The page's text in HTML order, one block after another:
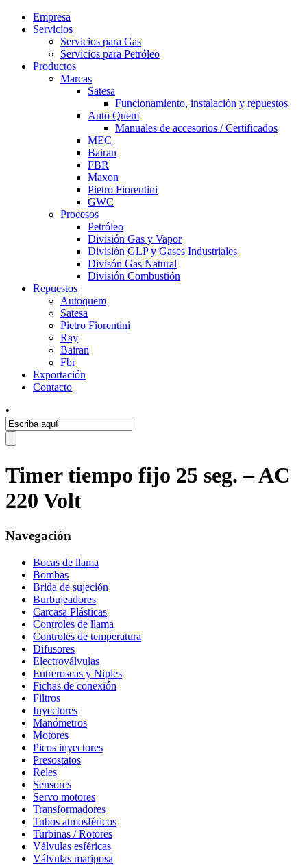
Empresa
Servicios
Servicios para Gas
Servicios para Petróleo
Productos
Marcas
Satesa
Funcionamiento, instalación y repuestos
Auto Quem
Manuales de accesorios / Certificados
MEC
Bairan
FBR
Maxon
Pietro Fiorentini
GWC
Procesos
Petróleo
División Gas y Vapor
División GLP y Gases Industriales
Divisón Gas Natural
División Combustión
Repuestos
Autoquem
Satesa
Pietro Fiorentini
Ray
Bairan
Fbr
Exportación
Contacto
•
Timer tiempo fijo 25 seg. – AC
220 Volt
Navegación
Bocas de llama
Bombas
Brida de sujeción
Burbujeadores
Carcasa Plásticas
Controles de llama
Controles de temperatura
Difusores
Electroválvulas
Entreroscas y Niples
Fichas de conexión
Filtros
Inyectores
Manómetros
Motores
Picos inyectores
Presostatos
Reles
Sensores
Servo motores
Transformadores
Tubos atmosféricos
Turbinas / Rotores
Válvulas esféricas
Válvulas mariposa